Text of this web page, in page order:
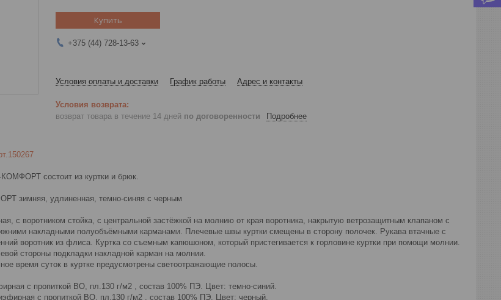
Купить
+375 (44) 728-13-63
Условия оплаты и доставки График работы Адрес и контакты
возврат товара в течение 14 дней по договоренности Подробнее
состоит из куртки и брюк.
зимняя, удлиненная, темно-синяя с черным
с воротником стойка, с центральной застёжкой на молнию от края воротника, накрытую ветрозащитным клапаном с
накладными полуобъёмными карманами. Плечевые швы куртки смещены в сторону полочек. Рукава втачные с
воротник из флиса. Куртка со съемным капюшоном, который пристегивается к горловине куртки при помощи молнии.
стороны подкладки накладной карман на молнии.
время суток в куртке предусмотрены светоотражающие полосы.
с пропиткой ВО, пл.130 г/м2 , состав 100% ПЭ. Цвет: темно-синий.
с пропиткой ВО, пл.130 г/м2 , состав 100% ПЭ. Цвет: черный.